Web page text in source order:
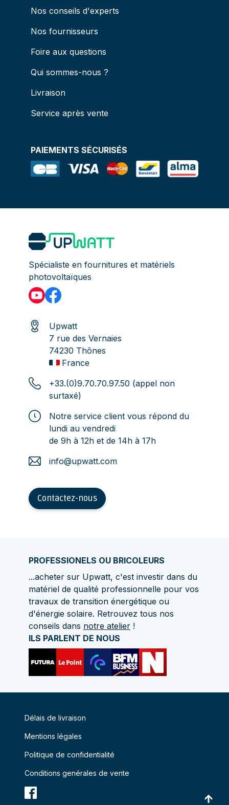
Nos conseils d'experts
Nos fournisseurs
Foire aux questions
Qui sommes-nous ?
Livraison
Service après vente
PAIEMENTS SÉCURISÉS
Spécialiste en fournitures et matériels
photovoltaïques
Upwatt
7 rue des Vernaies
74230 Thônes
France
+33.(0)9.70.70.97.50 (appel non
surtaxé)
Notre service client vous répond du
lundi au vendredi
de 9h à 12h et de 14h à 17h
info@upwatt.com
Contactez-nous
PROFESSIONELS OU BRICOLEURS
...acheter sur Upwatt, c'est investir dans du
matériel de qualité professionnelle pour vos
travaux de transition énergétique ou
d'énergie solaire. Retrouvez tous nos
conseils dans notre atelier !
ILS PARLENT DE NOUS
Délais de livraison
Mentions légales
Politique de confidentialité
Conditions genérales de vente